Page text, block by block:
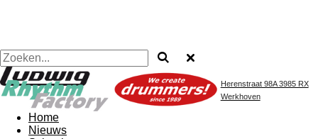
Herenstraat 98A 3985 RX
Werkhoven
Home
Nieuws